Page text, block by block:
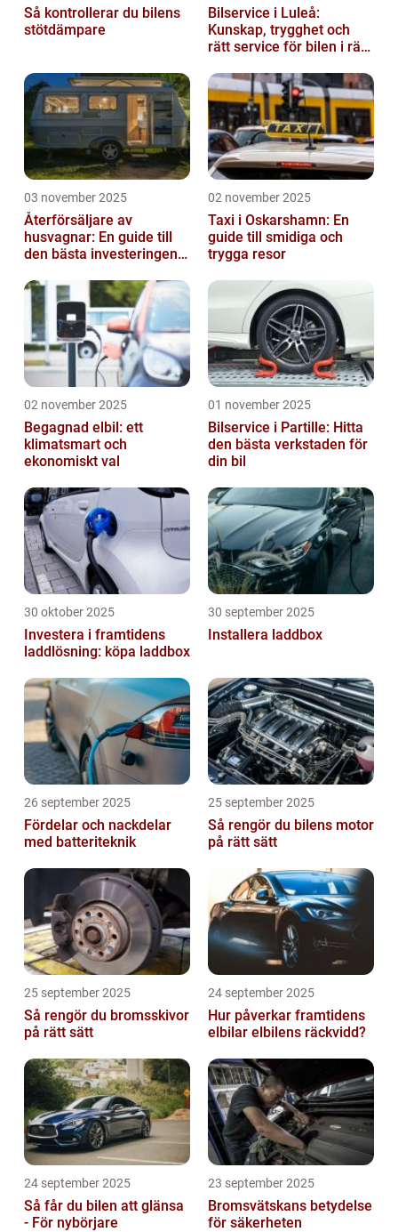
Så kontrollerar du bilens
stötdämpare
Bilservice i Luleå:
Kunskap, trygghet och
rätt service för bilen i rätt
03 november 2025
Återförsäljare av
husvagnar: En guide till
den bästa investeringen
02 november 2025
Taxi i Oskarshamn: En
guide till smidiga och
trygga resor
02 november 2025
Begagnad elbil: ett
klimatsmart och
ekonomiskt val
01 november 2025
Bilservice i Partille: Hitta
den bästa verkstaden för
din bil
30 oktober 2025
Investera i framtidens
laddlösning: köpa laddbox
30 september 2025
Installera laddbox
26 september 2025
Fördelar och nackdelar
med batteriteknik
25 september 2025
Så rengör du bilens motor
på rätt sätt
25 september 2025
Så rengör du bromsskivor
på rätt sätt
24 september 2025
Hur påverkar framtidens
elbilar elbilens räckvidd?
24 september 2025
Så får du bilen att glänsa
- För nybörjare
23 september 2025
Bromsvätskans betydelse
för säkerheten